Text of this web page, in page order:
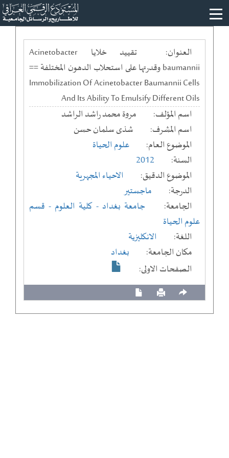
العنوان:
تقييد خلايا Acinetobacter
baumannii وقدرتها على استحلاب الدهون المختلفة ==
Immobilization Of Acinetobacter Baumannii Cells
And Its Ability To Emulsify Different Oils
اسم المؤلف:
مروة محمد راشد الراشد
اسم المشرف:
شذى سلمان حسن
الموضوع العام:
علوم الحياة
السنة:
2012
الموضوع الدقيق:
الاحياء المجهرية
الدرجة:
ماجستير
الجامعة:
جامعة بغداد - كلية العلوم - قسم
علوم الحياة
اللغة:
الانكليزية
مكان الجامعة:
بغداد
الصفحات الاولى: